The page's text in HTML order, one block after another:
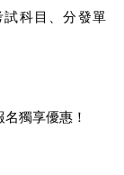
科目、分發單
獨享優惠！